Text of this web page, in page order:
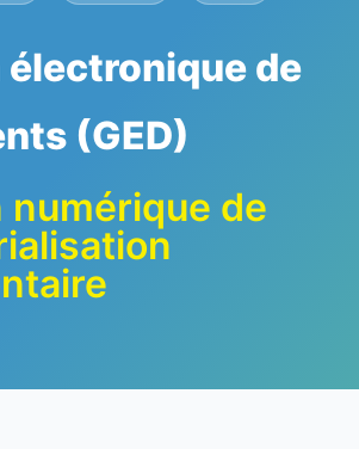
électronique de
(GED)
numérique de